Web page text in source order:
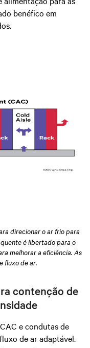
benéfico em
direcionar o ar frio para
é libertado para o
melhorar a eficiência. As
fluxo de ar.
contenção de
e condutas de
de ar adaptável.